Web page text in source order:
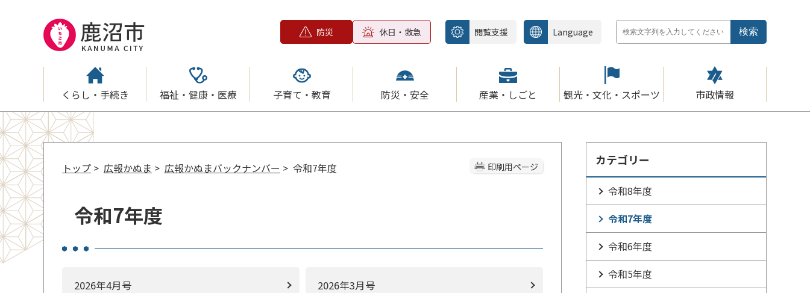
防災 休日・救急 閲覧支援 Language
くらし・手続き 福祉・健康・医療 子育て・教育 防災・安全 産業・しごと 観光・文化・スポーツ 市政情報
印刷用ページ
トップ > 広報かぬま > 広報かぬまバックナンバー > 令和7年度
令和7年度
2026年4月号 2026年3月号
カテゴリー
令和8年度
令和7年度
令和6年度
令和5年度